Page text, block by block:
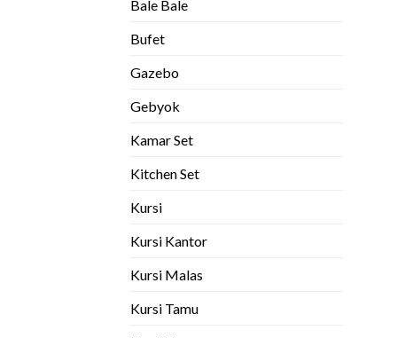
Bale Bale
Bufet
Gazebo
Gebyok
Kamar Set
Kitchen Set
Kursi
Kursi Kantor
Kursi Malas
Kursi Tamu